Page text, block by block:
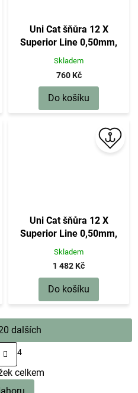
Uni Cat šňůra 12 X
Superior Line 0,50mm,
200m, 51 kg
Skladem
760 Kč
Do košíku
Uni Cat šňůra 12 X
Superior Line 0,50mm,
400m, 51 kg
Skladem
1 482 Kč
Do košíku
O
v
l
dalších
S
t
r
á
n
4
celkem